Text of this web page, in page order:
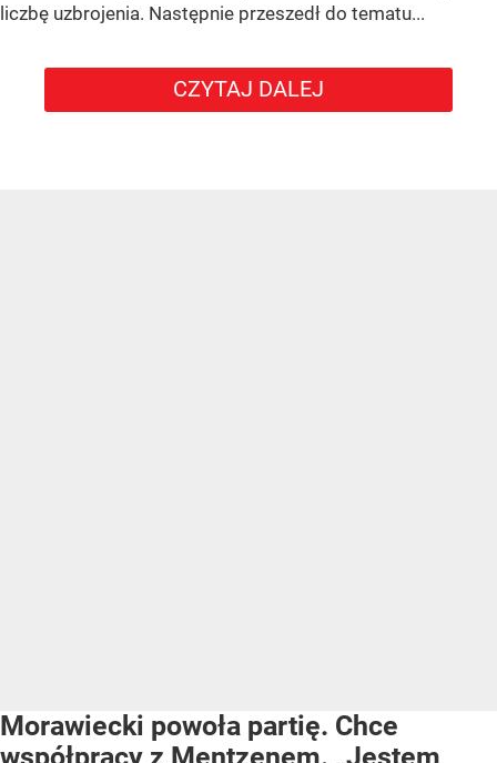
liczbę uzbrojenia. Następnie przeszedł do tematu...
CZYTAJ DALEJ
Morawiecki powoła partię. Chce